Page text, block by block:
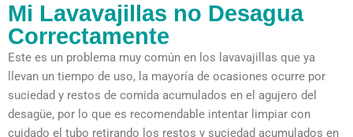
Mi Lavavajillas no Desagua
Correctamente
Este es un problema muy común en los lavavajillas que ya
llevan un tiempo de uso, la mayoría de ocasiones ocurre por
suciedad y restos de comida acumulados en el agujero del
desagüe, por lo que es recomendable intentar limpiar con
cuidado el tubo retirando los restos y suciedad acumulados en